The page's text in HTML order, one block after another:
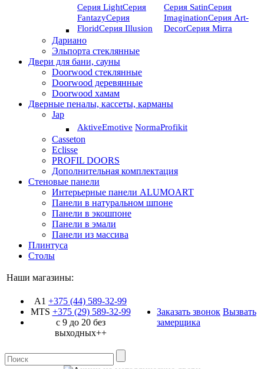
Серия LightСерия
FantazyСерия
FloridСерия Illusion
Серия SatinСерия
ImaginationСерия Art-
DeсorСерия Mirra
Дариано
Эльпорта стеклянные
Двери для бани, сауны
Doorwood стеклянные
Doorwood деревянные
Doorwood хамам
Дверные пеналы, кассеты, карманы
Jap
AktiveEmotive NormaProfikit
Casseton
Eclisse
PROFIL DOORS
Дополнительная комплектация
Стеновые панели
Интерьерные панели ALUMOART
Панели в натуральном шпоне
Панели в экошпоне
Панели в эмали
Панели из массива
Плинтуса
Столы
Наши магазины:
A1 +375 (44) 589-32-99
MTS +375 (29)589-32-99
с 9 до 20 без
выходных++
Заказать звонок Вызвать
замерщика